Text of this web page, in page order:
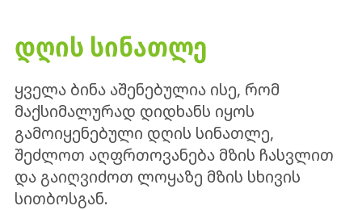
ᲓᲦᲘᲡ ᲡᲘᲜᲐᲗᲚᲔ
ყველა ბინა აშენებულია ისე, რომ
მაქსიმალურად დიდხანს იყოს
გამოიყენებული დღის სინათლე,
შეძლოთ აღფრთოვანება მზის ჩასვლით
და გაიღვიძოთ ლოყაზე მზის სხივის
სითბოსგან.